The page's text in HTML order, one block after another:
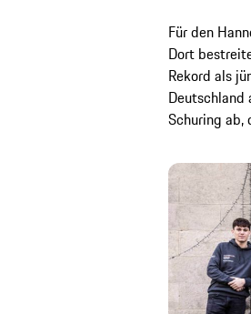
Für den
Dort
Rekord als
Deutschland
Schuring ab,